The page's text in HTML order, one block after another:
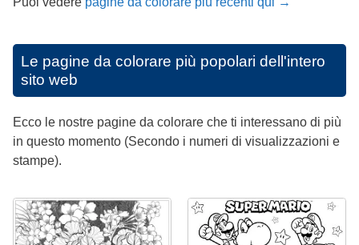
Le pagine da colorare più popolari dell'intero
sito web
Ecco le nostre pagine da colorare che ti interessano di più
in questo momento (Secondo i numeri di visualizzazioni e
stampe).